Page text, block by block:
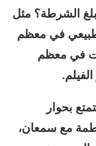
الشرطة؟ مثل
في معظم
في معظم
بحوار
مع سمعان،